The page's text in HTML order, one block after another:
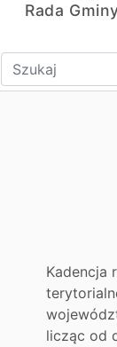
Rada
Wpisz tekst do
Kadencja
licząc od